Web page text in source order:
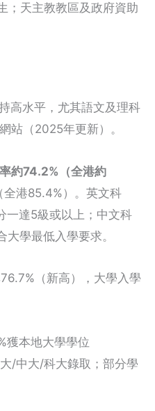
；天主教教區及政府資助
高水平，尤其語文及理科
站（2025年更新）。
約74.2%（全港約
全港85.4%）。英文科
一達5級或以上；中文科
學最低入學要求。
（新高），大學入學
獲本地大學學位
/中大/科大錄取；部分學